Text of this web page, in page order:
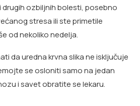
drugih ozbiljnih bolesti, posebno
stresa ili ste primetile
od nekoliko nedelja.
da uredna krvna slika ne isključuje
se osloniti samo na jedan
i savet obratite se lekaru.